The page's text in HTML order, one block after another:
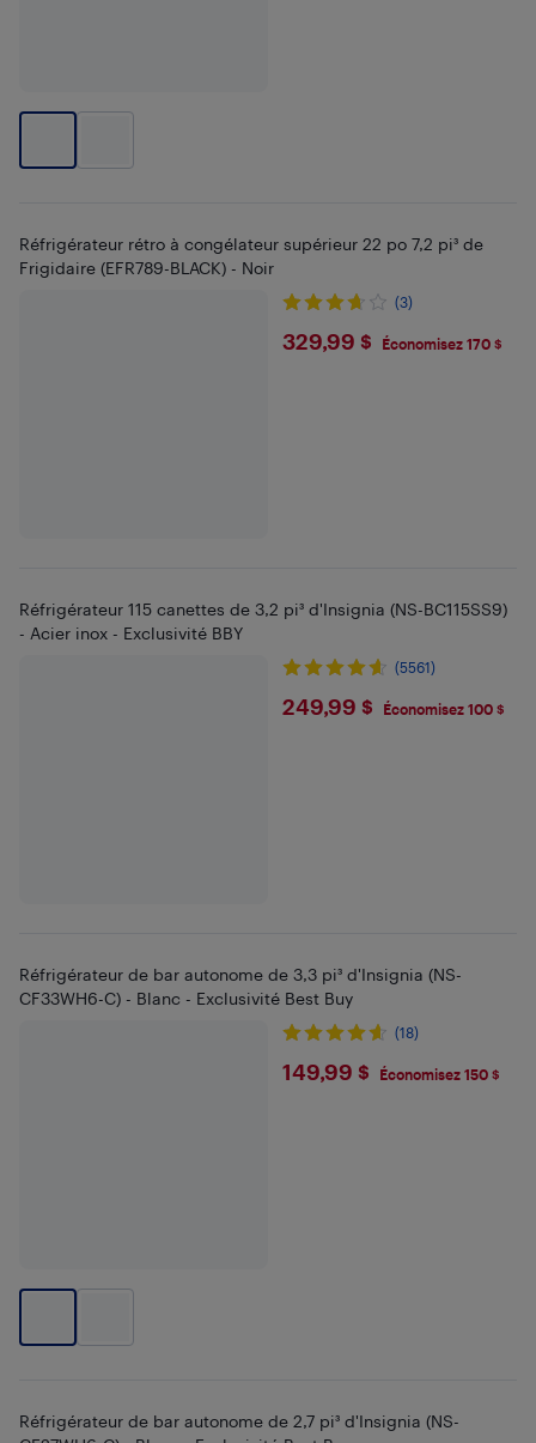
Réfrigérateur rétro à congélateur supérieur 22 po 7,2 pi³ de
Frigidaire (EFR789-BLACK) - Noir
(3)
$329.99
329,99 $ Économisez 170 $
Réfrigérateur 115 canettes de 3,2 pi³ d'Insignia (NS-BC115SS9)
- Acier inox - Exclusivité BBY
(5561)
$249.99
249,99 $ Économisez 100 $
Réfrigérateur de bar autonome de 3,3 pi³ d'Insignia (NS-
CF33WH6-C) - Blanc - Exclusivité Best Buy
(18)
$149.99
149,99 $ Économisez 150 $
Réfrigérateur de bar autonome de 2,7 pi³ d'Insignia (NS-